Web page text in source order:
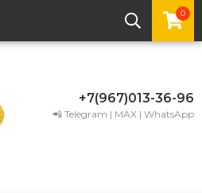
0
+7(967)013-36-96
📲 Telegram | MAX | WhatsApp